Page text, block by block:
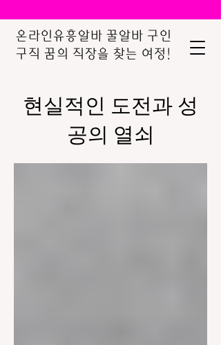
온라인유흥알바 꿀알바 구인
구직 꿈의 직장을 찾는 여정!
현실적인 도전과 성
공의 열쇠